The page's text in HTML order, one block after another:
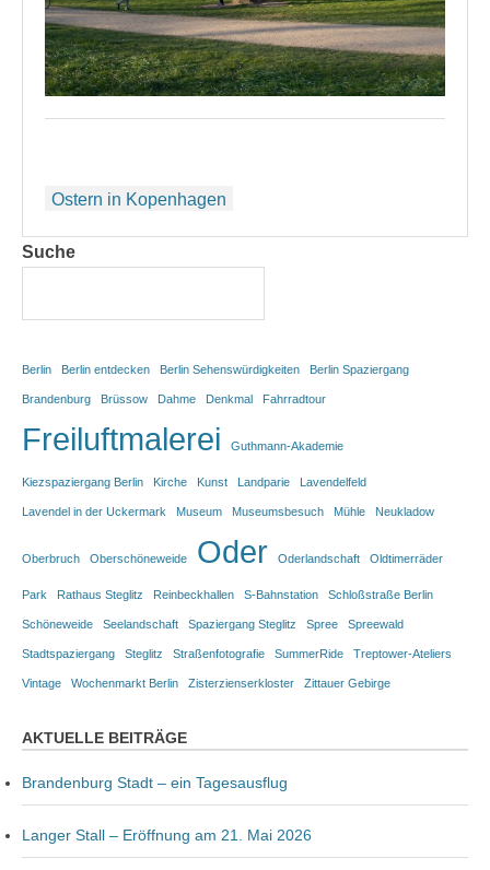
Beitragsnavigation
Ostern in Kopenhagen
Suche
Berlin Berlin entdecken Berlin Sehenswürdigkeiten Berlin Spaziergang
Brandenburg Brüssow Dahme Denkmal Fahrradtour
Freiluftmalerei Guthmann-Akademie
Kiezspaziergang Berlin Kirche Kunst Landparie Lavendelfeld
Lavendel in der Uckermark Museum Museumsbesuch Mühle Neukladow
Oberbruch Oberschöneweide Oder Oderlandschaft Oldtimerräder
Park Rathaus Steglitz Reinbeckhallen S-Bahnstation Schloßstraße Berlin
Schöneweide Seelandschaft Spaziergang Steglitz Spree Spreewald
Stadtspaziergang Steglitz Straßenfotografie SummerRide Treptower-Ateliers
Vintage Wochenmarkt Berlin Zisterzienserkloster Zittauer Gebirge
AKTUELLE BEITRÄGE
Brandenburg Stadt – ein Tagesausflug
Langer Stall – Eröffnung am 21. Mai 2026